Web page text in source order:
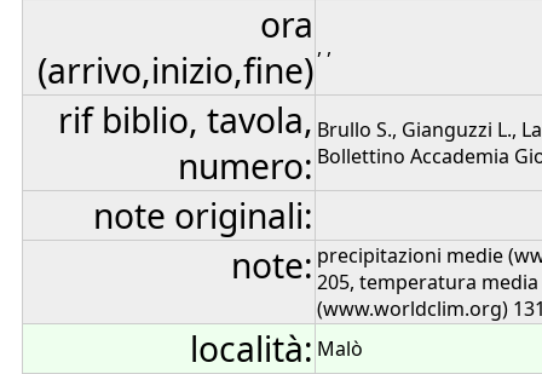
ora
(arrivo,inizio,fine), ,
rif biblio, tavola,
numero:
Brullo S., Gianguzzi L.,
Bollettino Accademia
note originali:
note: precipitazioni medie
205, temperatura
(www.worldclim.org)
località: Malò